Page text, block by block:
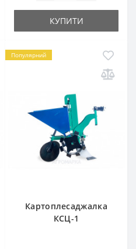
КУПИТИ
Популярний
Картоплесаджалка
КСЦ-1